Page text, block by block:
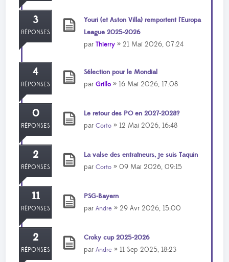
3
RÉPONSES
Youri (et Aston Villa) remportent l'Europa
League 2025-2026
parThierry » 21 Mai 2026, 07:24
4
RÉPONSES
Sélection pour le Mondial
parGrillo » 16 Mai 2026, 17:08
0
RÉPONSES
Le retour des PO en 2027-2028?
parCorto » 12 Mai 2026, 16:48
2
RÉPONSES
La valse des entraîneurs, je suis Taquin
parCorto » 09 Mai 2026, 09:15
11
RÉPONSES
PSG-Bayern
parAndre » 29 Avr 2026, 15:00
2
RÉPONSES
Croky cup 2025-2026
parAndre » 11 Sep 2025, 18:23